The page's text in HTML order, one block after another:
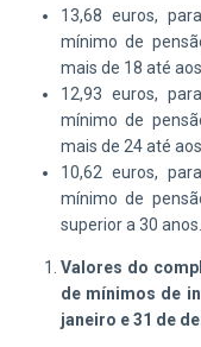
13,68 euros,
mínimo de
mais de 18 até
12,93 euros,
mínimo de
mais de 24 até
10,62 euros,
mínimo de
superior a 30 anos
Valores do
de mínimos de
janeiro e 31 de